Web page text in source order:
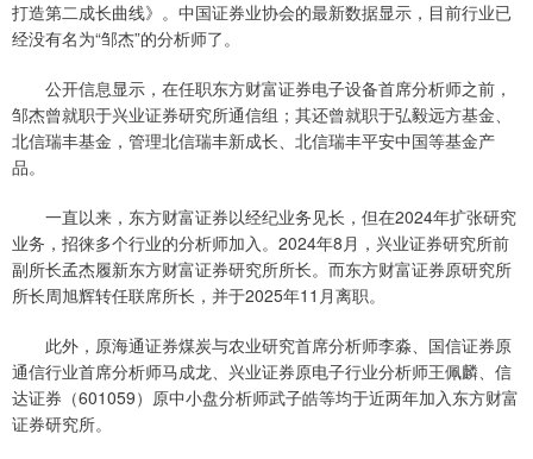
打造第二成长曲线》。中国证券业协会的最新数据显示，目前行业已
经没有名为“邹杰”的分析师了。
公开信息显示，在任职东方财富证券电子设备首席分析师之前，
邹杰曾就职于兴业证券研究所通信组；其还曾就职于弘毅远方基金、
北信瑞丰基金，管理北信瑞丰新成长、北信瑞丰平安中国等基金产
品。
一直以来，东方财富证券以经纪业务见长，但在2024年扩张研究
业务，招徕多个行业的分析师加入。2024年8月，兴业证券研究所前
副所长孟杰履新东方财富证券研究所所长。而东方财富证券原研究所
所长周旭辉转任联席所长，并于2025年11月离职。
此外，原海通证券煤炭与农业研究首席分析师李淼、国信证券原
通信行业首席分析师马成龙、兴业证券原电子行业分析师王佩麟、信
达证券（601059）原中小盘分析师武子皓等均于近两年加入东方财富
证券研究所。